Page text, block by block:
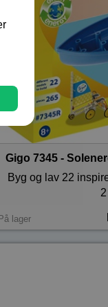
Gigo 7345 -
Byg og lav 22
lager